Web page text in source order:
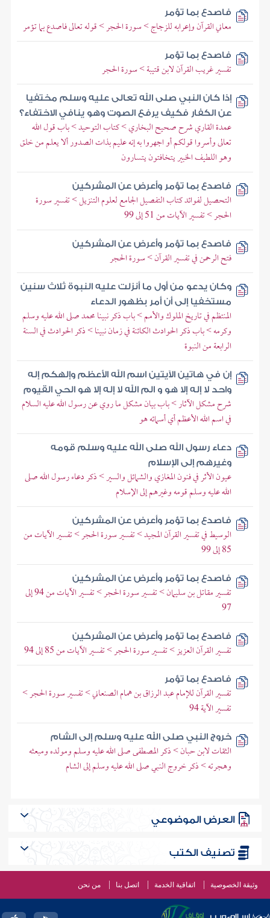
فاصدع بما تؤمر
معاني القرآن وإعرابه للزجاج > سورة الحجر > قوله تعالى فاصدع بما تؤمر
فاصدع بما تؤمر
تفسير غريب القرآن لابن قتيبة > سورة الحجر
إذا كان النبي صلى الله تعالى عليه وسلم مختفيا
عن الكفار فكيف يرفع الصوت وهو ينافي الاختفاء؟
عمدة القاري شرح صحيح البخاري > كتاب التوحيد > باب قول الله
تعالى وأسروا قولكم أو اجهروا به إنه عليم بذات الصدور ألا يعلم من خلق
وهو اللطيف الخبير يتخافتون يتسارون
فاصدع بما تؤمر وأعرض عن المشركين
التحصيل لفوائد كتاب التفصيل الجامع لعلوم التنزيل > تفسير سورة
الحجر > تفسير الآيات من 51 إلى 99
فاصدع بما تؤمر وأعرض عن المشركين
فتح الرحمن في تفسير القرآن > سورة الحجر
وكان يدعو من أول ما أنزلت عليه النبوة ثلاث سنين
مستخفيا إلى أن أمر بظهور الدعاء
المنتظم في تاريخ الملوك والأمم > باب ذكر نبينا محمد صلى الله عليه وسلم
وكرمه > باب ذكر الحوادث الكائنة في زمان نبينا > ذكر الحوادث في السنة
الرابعة من النبوة
إن في هاتين الآيتين اسم الله الأعظم وإلهكم إله
واحد لا إله إلا هو و الم الله لا إله إلا هو الحي القيوم
شرح مشكل الآثار > باب بيان مشكل ما روي عن رسول الله عليه السلام
في اسم الله الأعظم أي أسمائه هو
دعاء رسول الله صلى الله عليه وسلم قومه
وغيرهم إلى الإسلام
عيون الأثر في فنون المغازي والشمائل والسير > ذكر دعاء رسول الله صلى
الله عليه وسلم قومه وغيرهم إلى الإسلام
فاصدع بما تؤمر وأعرض عن المشركين
الوسيط في تفسير القرآن المجيد > تفسير سورة الحجر > تفسير الآيات من
85 إلى 99
فاصدع بما تؤمر وأعرض عن المشركين
تفسير مقاتل بن سليمان > تفسير سورة الحجر > تفسير الآيات من 94 إلى
97
فاصدع بما تؤمر وأعرض عن المشركين
تفسير القرآن العزيز > تفسير سورة الحجر > تفسير الآيات من 85 إلى 94
فاصدع بما تؤمر
تفسير القرآن للإمام عبد الرزاق بن همام الصنعاني > تفسير سورة الحجر >
تفسير الآية 94
خروج النبي صلى الله عليه وسلم إلى الشام
الثقات لابن حبان > ذكر المصطفى صلى الله عليه وسلم ومولده ومبعثه
وهجرته > ذكر خروج النبي صلى الله عليه وسلم إلى الشام
العرض الموضوعي
تصنيف الكتب
وثيقة الخصوصية اتفاقية الخدمة اتصل بنا من نحن